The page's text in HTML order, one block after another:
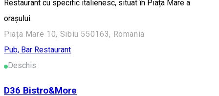
Restaurant cu specific italienesc, situat în Piața Mare a
orașului.
Piața Mare 10, Sibiu 550163, Romania
Pub, Bar Restaurant
Deschis
D36 Bistro&More